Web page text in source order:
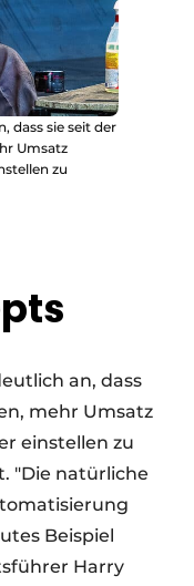
dass sie seit der
Umsatz
zu
an, dass
mehr Umsatz
einstellen zu
"Die natürliche
Beispiel
Harry